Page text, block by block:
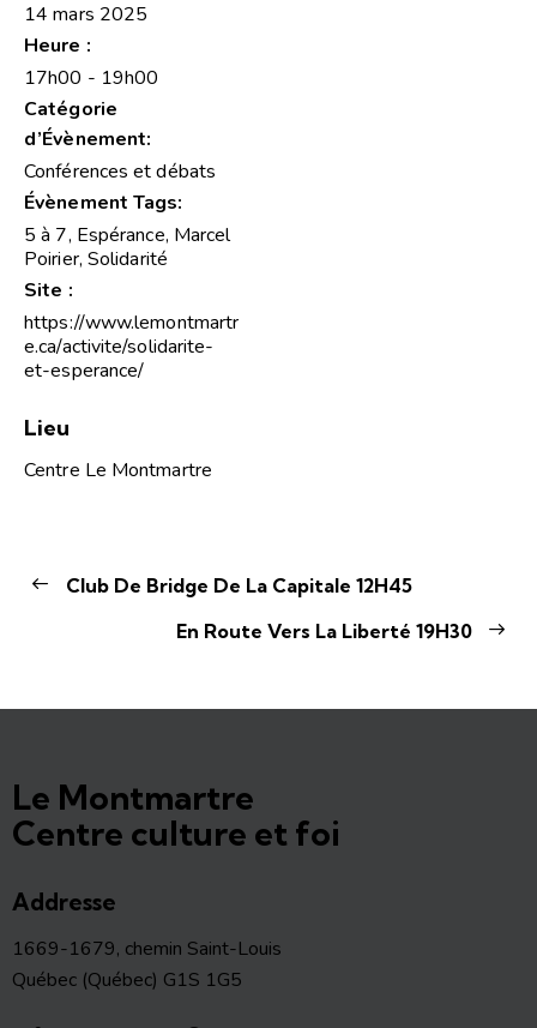
14 mars 2025
Heure :
17h00 - 19h00
Catégorie
d’Évènement:
Conférences et débats
Évènement Tags:
5 à 7, Espérance, Marcel
Poirier, Solidarité
Site :
https://www.lemontmartr
e.ca/activite/solidarite-
et-esperance/
Lieu
Centre Le Montmartre
Club De Bridge De La Capitale 12H45
En Route Vers La Liberté 19H30
Le Montmartre
Centre culture et foi
Addresse
1669-1679, chemin Saint-Louis
Québec (Québec) G1S 1G5